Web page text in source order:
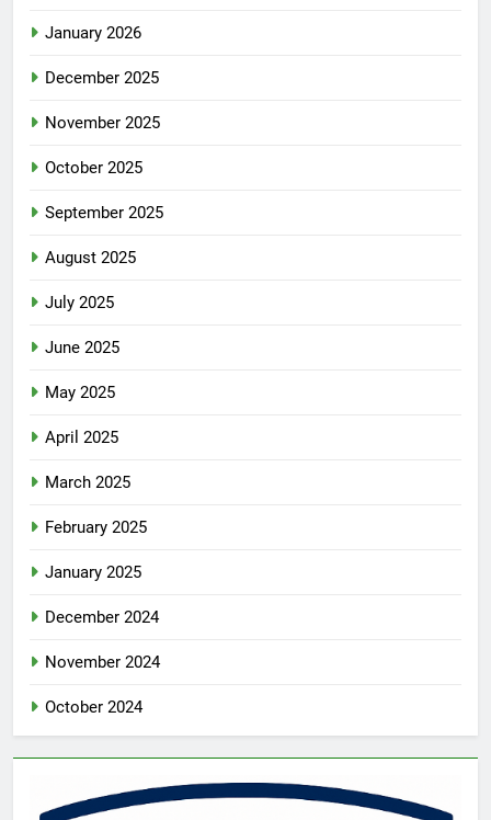
January 2026
December 2025
November 2025
October 2025
September 2025
August 2025
July 2025
June 2025
May 2025
April 2025
March 2025
February 2025
January 2025
December 2024
November 2024
October 2024